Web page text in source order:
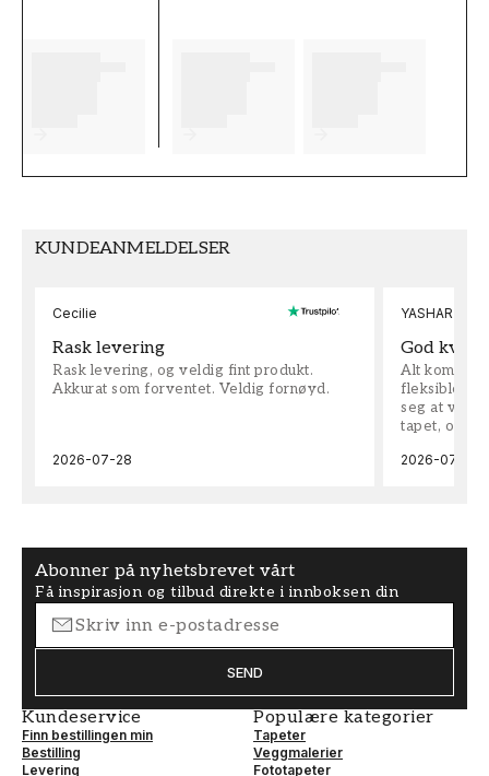
KUNDEANMELDELSER
Cecilie
Rask levering
Rask levering, og veldig fint produkt.
Akkurat som forventet. Veldig fornøyd.
2026-07-28
YASHAR
God
Alt kom
fleksible på
seg at vi
tapet, og
2026-07-04
Abonner på nyhetsbrevet vårt
Få inspirasjon og tilbud direkte i innboksen din
SEND
Kundeservice
Finn bestillingen min
Bestilling
Levering
Populære kategorier
Tapeter
Veggmalerier
Fototapeter